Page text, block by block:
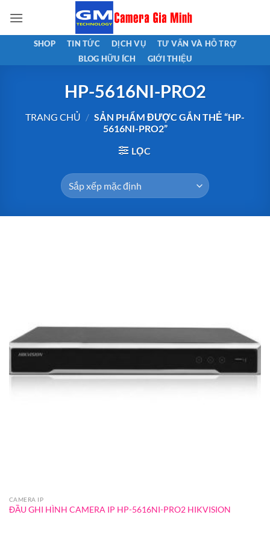
qua
nội
SHOP TIN TỨC DỊCH VỤ
TƯ VẤN VÀ HỖ TRỢ
BLOG HỮU ÍCH
GIỚI THIỆU
HP-5616NI-PRO2
TRANG CHỦ / SẢN PHẨM ĐƯỢC GẮN THẺ “HP-
5616NI-PRO2”
LỌC
CAMERA IP
ĐẦU GHI HÌNH CAMERA IP HP-5616NI-PRO2 HIKVISION